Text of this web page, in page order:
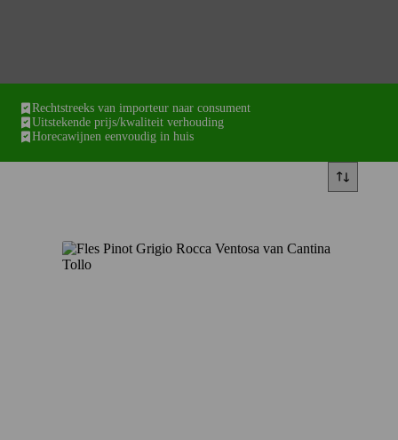
Rechtstreeks van importeur naar consument
Uitstekende prijs/kwaliteit verhouding
Horecawijnen eenvoudig in huis